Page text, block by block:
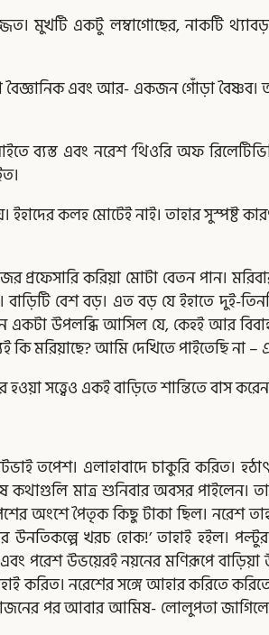
মুখটি একটু লম্বাগোছের, নাকটি
এবং আর- একজন গোঁড়া বৈষ্ণব।
ব্যস্ত এবং নরেশ ‘থিওরি অফ
ইহাদের কলহ মোটেই নাই। তাহার সুস্পষ্ট
প্রফেসারি করিয়া মোটা বেতন পান।
বেশ বড়। এত বড় যে ইহাতে দুই-
একটা উপলব্ধি আসিল যে, কেহই আর
কি মরিয়াছে? আমি দেখিতে পাইতেছি না –
সত্ত্বেও একই বাড়িতে শান্তিতে বাস
তপেশ। এলাহাবাদে চাকুরি করিত।
কথাগুলি মাত্র শুনিবার অবসর পাইলেন।
অংশে পৈতৃক কিছু টাকা ছিল। নরেশ
উনতিকল্পে খরচ হোক!’ তাহাই হইল।
পরেশ উভয়েরই নয়নের মণিরূপে বাড়িয়া
করিত। নরেশের সঙ্গে আহার করিতে
পর আবার আমিষ- লোলুপতা